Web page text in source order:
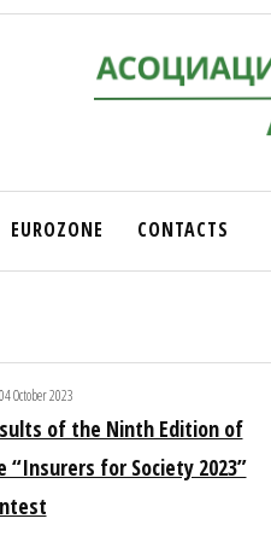
EUROZONE CONTACTS
04 October 2023
of the Ninth Edition of
“Insurers for Society 2023”